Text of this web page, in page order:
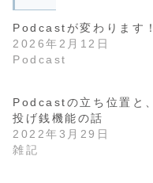
Podcastが変わります！
2026年2月12日
Podcast
Podcastの立ち位置と、
投げ銭機能の話
2022年3月29日
雑記